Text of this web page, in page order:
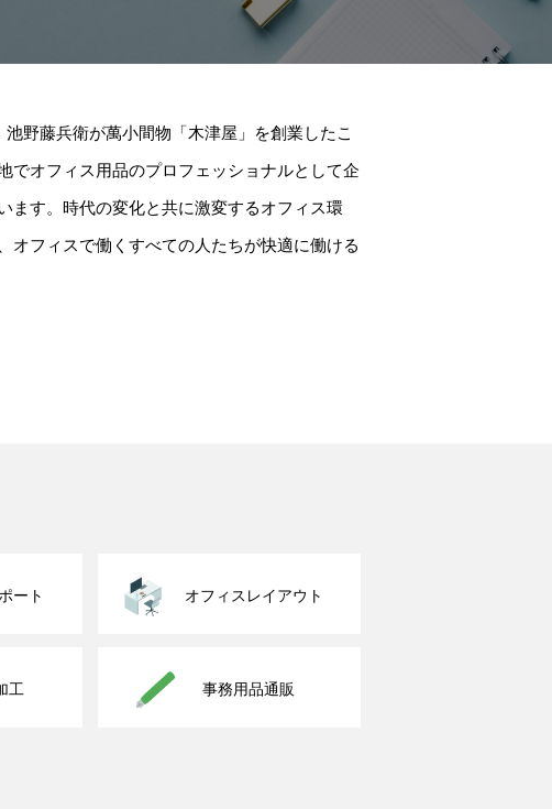
野藤兵衛が萬小間物「木津屋」を創業したこ
でオフィス用品のプロフェッショナルとして企
ます。時代の変化と共に激変するオフィス環
オフィスで働くすべての人たちが快適に働ける
ート オフィスレイアウト
工 事務用品通販